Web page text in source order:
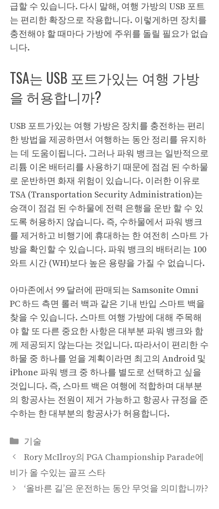
급할 수 있습니다. 다시 말해, 여행 가방의 USB 포트
는 편리한 확장으로 작용합니다. 이렇게하면 장치를
충전해야 할 때마다 가방에 주위를 돌릴 필요가 없습
니다.
TSA는 USB 포트가있는 여행 가방
을 허용합니까?
USB 포트가있는 여행 가방은 장치를 충전하는 편리
한 방법을 제공하면서 여행하는 동안 정리를 유지하
는 데 도움이됩니다. 그러나 파워 뱅크는 일반적으로
리튬 이온 배터리를 사용하기 때문에 점검 된 수하물
로 운반하면 화재 위험이 있습니다. 이러한 이유로
TSA (Transportation Security Administration)는
승객이 점검 된 수하물에 전력 은행을 운반 할 수 있
도록 허용하지 않습니다. 즉, 수하물에서 파워 뱅크
를 제거하고 비행기에 휴대하는 한 여전히 스마트 가
방을 확인할 수 있습니다. 파워 뱅크의 배터리는 100
와트 시간 (WH)보다 높은 용량을 가질 수 없습니다.
아마존에서 99 달러에 판매되는 Samsonite Omni
PC 하드 측면 롤러 백과 같은 기내 반입 스마트 백을
찾을 수 있습니다. 스마트 여행 가방에 대해 주목해
야 할 또 다른 중요한 사항은 대부분 파워 뱅크와 함
께 제공되지 않는다는 것입니다. 따라서이 편리한 수
하물 중 하나를 얻을 계획이라면 최고의 Android 및
iPhone 파워 뱅크 중 하나를 별도로 선택하고 싶을
것입니다. 즉, 스마트 백은 여행에 적합하며 대부분
의 항공사는 전원이 제거 가능하고 항공사 규정을 준
수하는 한 대부분의 항공사가 허용합니다.
Categories
기술
Rory McIlroy의 PGA Championship Parade에
비가 올 수있는 골프 스타
‘올바른 길’은 운전하는 동안 무엇을 의미합니까?